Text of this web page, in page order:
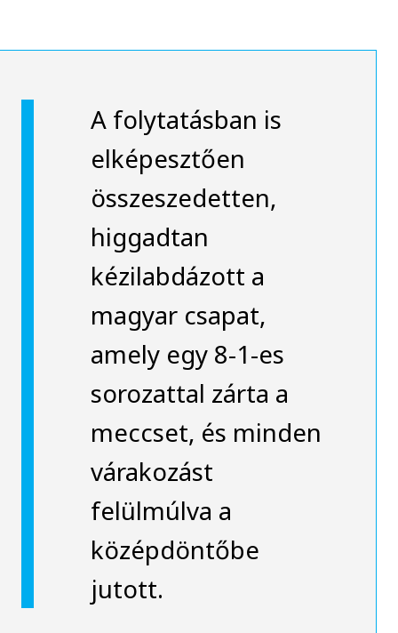
A folytatásban is
elképesztően
összeszedetten,
higgadtan
kézilabdázott a
magyar csapat,
amely egy 8-1-es
sorozattal zárta a
meccset, és minden
várakozást
felülmúlva a
középdöntőbe
jutott.